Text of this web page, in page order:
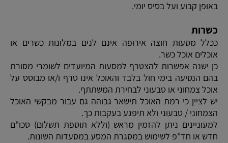
באופן קבוע ועל בסיס יומי.
כשרות
ככלל מסעות חוצה אירופה אינם לנים במלונות כשרים או
אוכלים אוכל כשר.
כן ישנה אפשרות להצטרף למסעות המיועדים לשומרי מסורת
בהם הנסיעה בימי חול בלבד והאוכל אינו טרף ו/או מבוסס על
אוכל צמחוני או טבעוני לבחירת המשתתף.
יש לציין כי רמת האוכל תישאר גבוהה גם עבור מבקשי האוכל
הצמחוני / טבעוני ולא תיפגע בעקבות כך.
למעוניינים ניתן להזמין מראש (וללא תוספת תשלום) סכו"ם
חדש או חד"פ לשימוש במסגרת המסע במסעדות השונות.